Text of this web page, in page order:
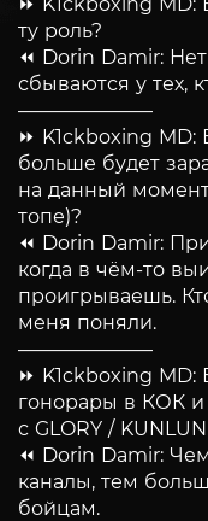
ту роль?
⏪ Dorin Damir:
сбываются у тех,
———————
⏩ K1ckboxing MD:
больше будет
на данный
топе)?
⏪ Dorin Damir:
когда в чём-то
проигрываешь.
меня поняли.
———————
⏩ K1ckboxing
гонорары в КОК и
с GLORY /
⏪ Dorin Damir:
каналы, тем
бойцам.